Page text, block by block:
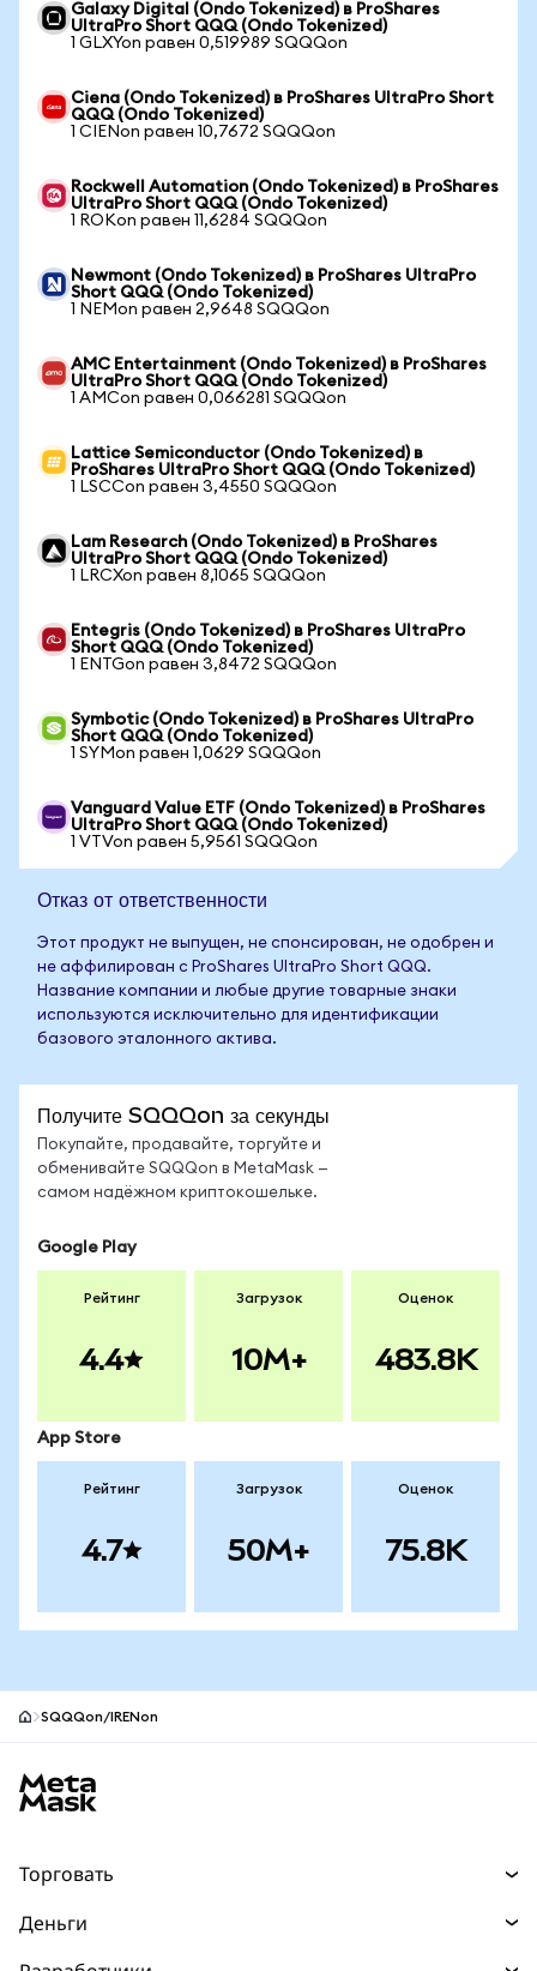
Galaxy Digital (Ondo Tokenized) в ProShares
UltraPro Short QQQ (Ondo Tokenized)
1 GLXYon равен 0,519989 SQQQon
Ciena (Ondo Tokenized) в ProShares UltraPro Short
QQQ (Ondo Tokenized)
1 CIENon равен 10,7672 SQQQon
Rockwell Automation (Ondo Tokenized) в ProShares
UltraPro Short QQQ (Ondo Tokenized)
1 ROKon равен 11,6284 SQQQon
Newmont (Ondo Tokenized) в ProShares UltraPro
Short QQQ (Ondo Tokenized)
1 NEMon равен 2,9648 SQQQon
AMC Entertainment (Ondo Tokenized) в ProShares
UltraPro Short QQQ (Ondo Tokenized)
1 AMCon равен 0,066281 SQQQon
Lattice Semiconductor (Ondo Tokenized) в
ProShares UltraPro Short QQQ (Ondo Tokenized)
1 LSCCon равен 3,4550 SQQQon
Lam Research (Ondo Tokenized) в ProShares
UltraPro Short QQQ (Ondo Tokenized)
1 LRCXon равен 8,1065 SQQQon
Entegris (Ondo Tokenized) в ProShares UltraPro
Short QQQ (Ondo Tokenized)
1 ENTGon равен 3,8472 SQQQon
Symbotic (Ondo Tokenized) в ProShares UltraPro
Short QQQ (Ondo Tokenized)
1 SYMon равен 1,0629 SQQQon
Vanguard Value ETF (Ondo Tokenized) в ProShares
UltraPro Short QQQ (Ondo Tokenized)
1 VTVon равен 5,9561 SQQQon
Отказ от ответственности
Этот продукт не выпущен, не спонсирован, не одобрен и
не аффилирован с ProShares UltraPro Short QQQ.
Название компании и любые другие товарные знаки
используются исключительно для идентификации
базового эталонного актива.
Получите SQQQon за секунды
Покупайте, продавайте, торгуйте и
обменивайте SQQQon в MetaMask —
самом надёжном криптокошельке.
Google Play
Рейтинг
4.4
Загрузок
10M+
Оценок
483.8K
App Store
Рейтинг
4.7
Загрузок
50M+
Оценок
75.8K
SQQQon/IRENon
Торговать
Деньги